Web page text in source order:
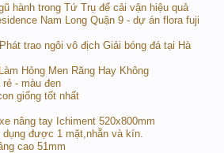
hành trong Tứ Trụ để cải vận hiệu quả
Nam Long Quận 9 - dự án flora fuji
trao ngôi vô địch Giải bóng đá tại Hà
Hỏng Men Răng Hay Không
- màu đen
giống tốt nhất
nâng tay Ichiment 520x800mm
được 1 mặt,nhẵn và kín.
cao 51mm